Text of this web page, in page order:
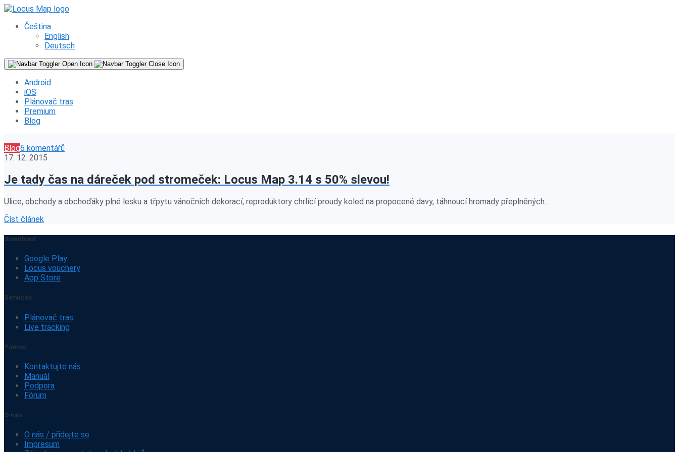
Čeština
English
Deutsch
Android
iOS
Plánovač tras
Premium
Blog
Blog6 komentářů
17. 12. 2015
Je tady čas na dáreček pod stromeček: Locus Map 3.14 s 50% slevou!
Ulice, obchody a obchoďáky plné lesku a třpytu vánočních dekorací, reproduktory chrlící proudy koled na propocené davy, táhnoucí hromady přeplněných…
Číst článek
Download
Google Play
Locus vouchery
App Store
Services
Plánovač tras
Live tracking
Pomoc
Kontaktujte nás
Manuál
Podpora
Fórum
O nás
O nás / přidejte se
Impresum